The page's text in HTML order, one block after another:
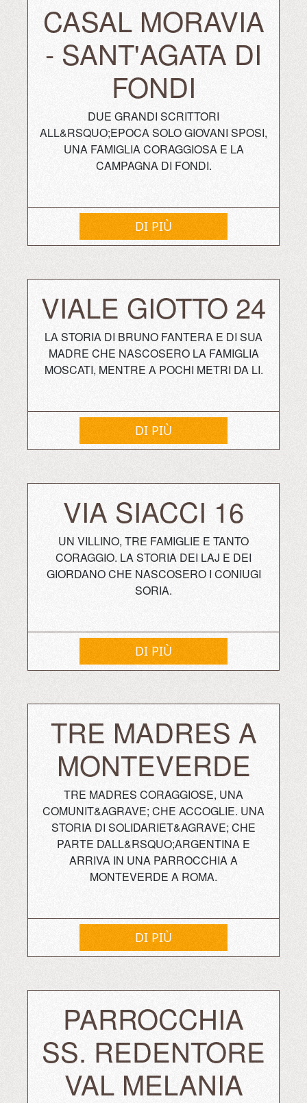
CASAL MORAVIA
- SANT'AGATA DI
FONDI
DUE GRANDI SCRITTORI
ALL&RSQUO;EPOCA SOLO GIOVANI SPOSI,
UNA FAMIGLIA CORAGGIOSA E LA
CAMPAGNA DI FONDI.
DI PIÙ
VIALE GIOTTO 24
LA STORIA DI BRUNO FANTERA E DI SUA
MADRE CHE NASCOSERO LA FAMIGLIA
MOSCATI, MENTRE A POCHI METRI DA LI.
DI PIÙ
VIA SIACCI 16
UN VILLINO, TRE FAMIGLIE E TANTO
CORAGGIO. LA STORIA DEI LAJ E DEI
GIORDANO CHE NASCOSERO I CONIUGI
SORIA.
DI PIÙ
TRE MADRES A
MONTEVERDE
TRE MADRES CORAGGIOSE, UNA
COMUNIT&AGRAVE; CHE ACCOGLIE. UNA
STORIA DI SOLIDARIET&AGRAVE; CHE
PARTE DALL&RSQUO;ARGENTINA E
ARRIVA IN UNA PARROCCHIA A
MONTEVERDE A ROMA.
DI PIÙ
PARROCCHIA
SS. REDENTORE
VAL MELANIA